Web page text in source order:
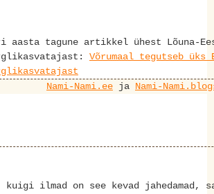
aasta tagune artikkel ühest Lõuna-
Võrumaal tegutseb üks
Nami-Nami.ee ja Nami-
ilmad on see kevad jahedamad,